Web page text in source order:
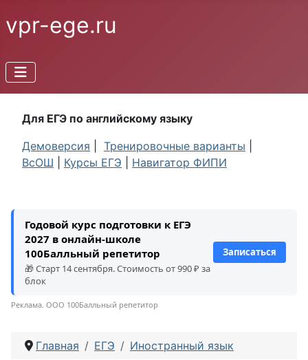
vpr-ege.ru
Для ЕГЭ по английскому языку
Демоверсия
Тренировочные варианты
ВсОШ
Курсы ЕГЭ Навигатор ФИПИ
Годовой курс подготовки к ЕГЭ
2027 в онлайн-школе
100Балльный репетитор
🎁 Старт 14 сентября. Стоимость от 990 ₽ за
блок
Записаться
Реклама. ООО 100Балльный репетитор
Главная ЕГЭ Иностранный язык